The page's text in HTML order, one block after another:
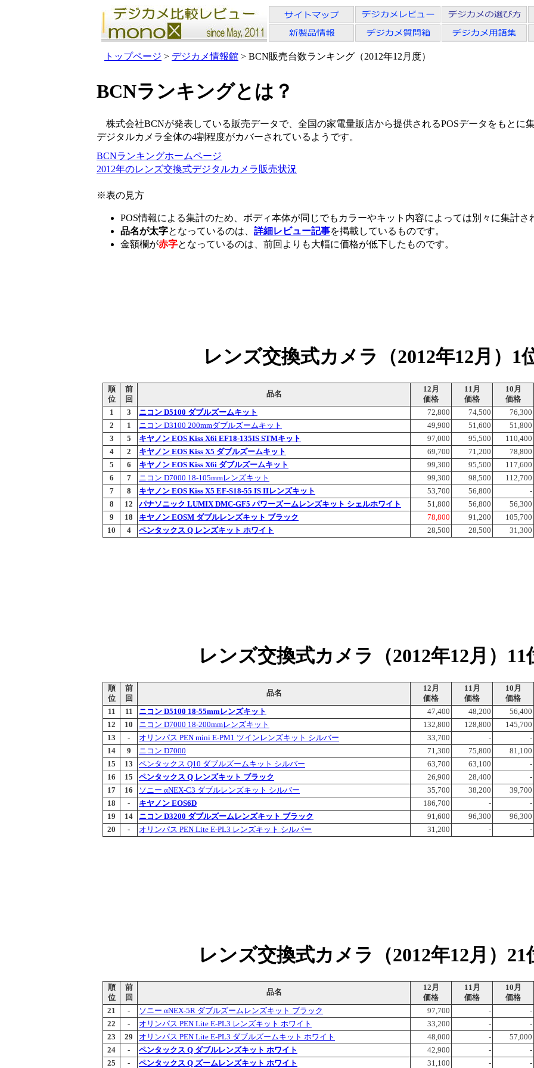
トップページ > デジカメ情報館 > BCN販売台数ランキング（2012年12月度）
BCNランキングとは？
株式会社BCNが発表している販売データで、全国の家電量販店から提供されるPOSデータをもとに
デジタルカメラ全体の4割程度がカバーされているようです。
BCNランキングホームページ
2012年のレンズ交換式デジタルカメラ販売状況
※表の見方
POS情報による集計のため、ボディ本体が同じでもカラーやキット内容によっては別々に集計さ
品名が太字となっているのは、 詳細レビュー記事を掲載しているものです。
金額欄が赤字となっているのは、前回よりも大幅に価格が低下したものです。
レンズ交換式カメラ（2012年12月）1
順
位
前
回
品名
12月
価格
11月
価格
10月
価格
1
3 ニコン D5100 ダブルズームキット 72,800 74,500
76,300
2
1 ニコン D3100 200mmダブルズームキット 49,900 51,600
51,800
3
5 キヤノン EOS Kiss X6i EF18-135IS STMキット 97,000 95,500
110,400
4
2 キヤノン EOS Kiss X5 ダブルズームキット 69,700 71,200
78,800
5
6 キヤノン EOS Kiss X6i ダブルズームキット 99,300 95,500
117,600
6
7 ニコン D7000 18-105mmレンズキット 99,300 98,500
112,700
7
8 キヤノン EOS Kiss X5 EF-S18-55 IS IIレンズキット 53,700 56,800
-
8
12 パナソニック LUMIX DMC-GF5 パワーズームレンズキット シェルホワイト 51,800 56,800
56,300
9
18 キヤノン EOSM ダブルレンズキット ブラック 78,800 91,200
105,700
10
4 ペンタックス Q レンズキット ホワイト 28,500 28,500 31,300
レンズ交換式カメラ（2012年12月）11
順
位
前
回
品名
12月
価格
11月
価格
10月
価格
11
11 ニコン D5100 18-55mmレンズキット 47,400 48,200
56,400
12
10 ニコン D7000 18-200mmレンズキット 132,800 128,800
145,700
13
- オリンパス PEN mini E-PM1 ツインレンズキット シルバー 33,700 -
-
14
9 ニコン D7000 71,300 75,800
81,100
15
13 ペンタックス Q10 ダブルズームキット シルバー 63,700 63,100
-
16
15 ペンタックス Q レンズキット ブラック 26,900 28,400
-
17
16 ソニー αNEX-C3 ダブルレンズキット シルバー 35,700 38,200
39,700
18
- キヤノン EOS6D 186,700 -
-
19
14 ニコン D3200 ダブルズームレンズキット ブラック 91,600 96,300
96,300
20
- オリンパス PEN Lite E-PL3 レンズキット シルバー 31,200 - -
レンズ交換式カメラ（2012年12月）21
順
位
前
回
品名
12月
価格
11月
価格
10月
価格
21
- ソニー αNEX-5R ダブルズームレンズキット ブラック 97,700 -
-
22
- オリンパス PEN Lite E-PL3 レンズキット ホワイト 33,200 -
-
23
29 オリンパス PEN Lite E-PL3 ダブルズームキット ホワイト 48,000 -
57,000
24
- ペンタックス Q ダブルレンズキット ホワイト 42,900 -
-
25
- ペンタックス Q ズームレンズキット ホワイト 31,100 - -